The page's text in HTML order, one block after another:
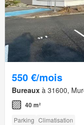
550 €/mois
Bureaux à 31600,
40 m²
Parking Climatisation